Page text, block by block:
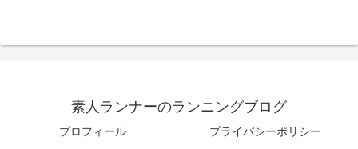
素人ランナーのランニングブログ
プロフィール プライバシーポリシー